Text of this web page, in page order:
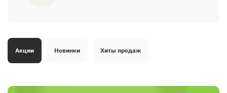
Акции Новинки Хиты продаж